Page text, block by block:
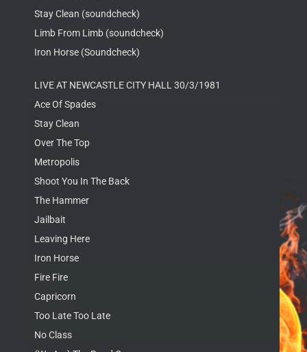
Stay Clean (soundcheck)
Limb From Limb (soundcheck)
Iron Horse (Soundcheck)
LIVE AT NEWCASTLE CITY HALL 30/3/1981
Ace Of Spades
Stay Clean
Over The Top
Metropolis
Shoot You In The Back
The Hammer
Jailbait
Leaving Here
Iron Horse
Fire Fire
Capricorn
Too Late Too Late
No Class